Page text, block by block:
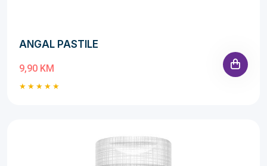
ANGAL PASTILE
9,90 KM